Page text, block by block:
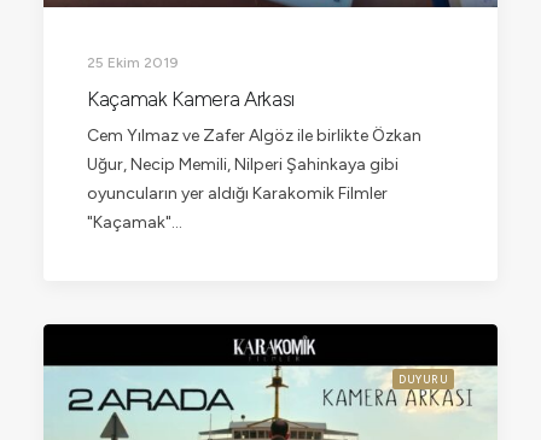
25 Ekim 2019
Kaçamak Kamera Arkası
Cem Yılmaz ve Zafer Algöz ile birlikte Özkan
Uğur, Necip Memili, Nilperi Şahinkaya gibi
oyuncuların yer aldığı Karakomik Filmler
"Kaçamak"…
DUYURU